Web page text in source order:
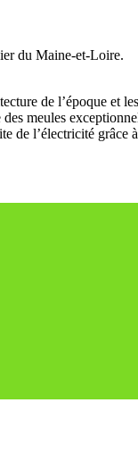
du Maine-et-Loire.
de l’époque et
meules
de l’électricité grâce